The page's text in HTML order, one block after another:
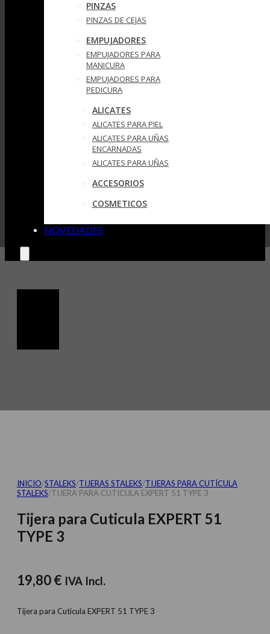
PINZAS
PINZAS DE CEJAS
EMPUJADORES
EMPUJADORES PARA
MANICURA
EMPUJADORES PARA
PEDICURA
ALICATES
ALICATES PARA PIEL
ALICATES PARA UÑAS
ENCARNADAS
ALICATES PARA UÑAS
ACCESORIOS
COSMETICOS
NOVEDADES
INICIO/STALEKS/TIJERAS STALEKS/TIJERAS PARA CUTÍCULA
STALEKS/TIJERA PARA CUTICULA EXPERT 51 TYPE 3
Tijera para Cuticula EXPERT 51
TYPE 3
19,80€ IVA Incl.
Tijera para Cuticula EXPERT 51 TYPE 3